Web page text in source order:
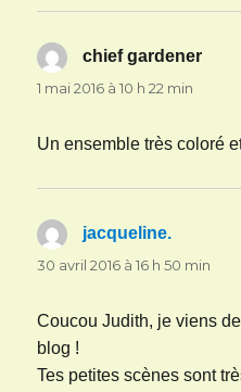
chief gardener
1 mai 2016 à 10 h 22 min
Un ensemble très coloré
jacqueline.
30 avril 2016 à 16 h 50 min
Coucou Judith, je viens
blog !
Tes petites scènes sont